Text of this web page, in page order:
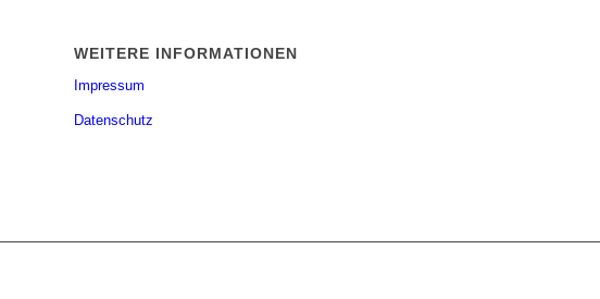
WEITERE INFORMATIONEN
Impressum
Datenschutz